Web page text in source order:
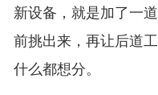
新设备，就是加了一
前挑出来，再让后道
什么都想分。